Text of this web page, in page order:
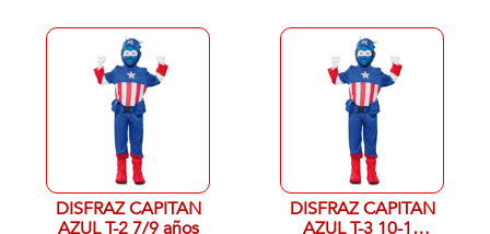
DISFRAZ CAPITAN
AZUL T-2 7/9 años
DISFRAZ CAPITAN
AZUL T-3 10-12